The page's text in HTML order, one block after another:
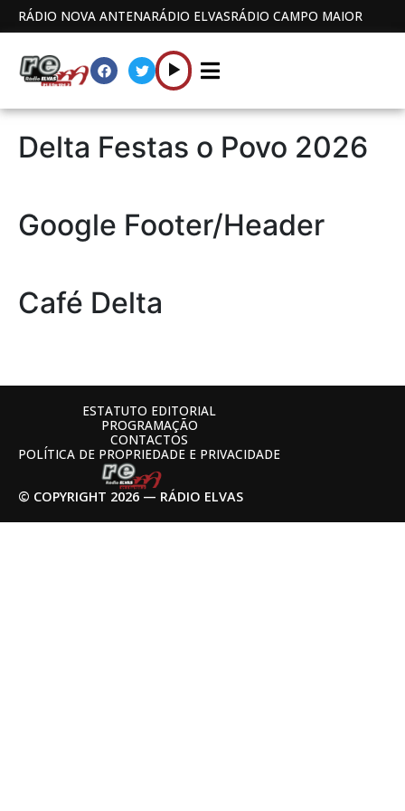
RÁDIO NOVA ANTENARÁDIO ELVASRÁDIO CAMPO MAIOR
Delta Festas o Povo 2026
Google Footer/Header
Café Delta
© COPYRIGHT 2026 — RÁDIO ELVAS
ESTATUTO EDITORIAL
PROGRAMAÇÃO
CONTACTOS
POLÍTICA DE PROPRIEDADE E PRIVACIDADE